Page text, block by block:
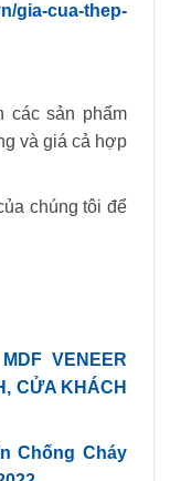
gia-cua-thep-
các sản phẩm
và giá cả hợp
chúng tôi để
VENEER
CỬA KHÁCH
Chống Cháy